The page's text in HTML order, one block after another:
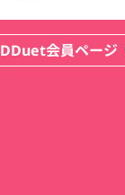
DDuet会員ページ